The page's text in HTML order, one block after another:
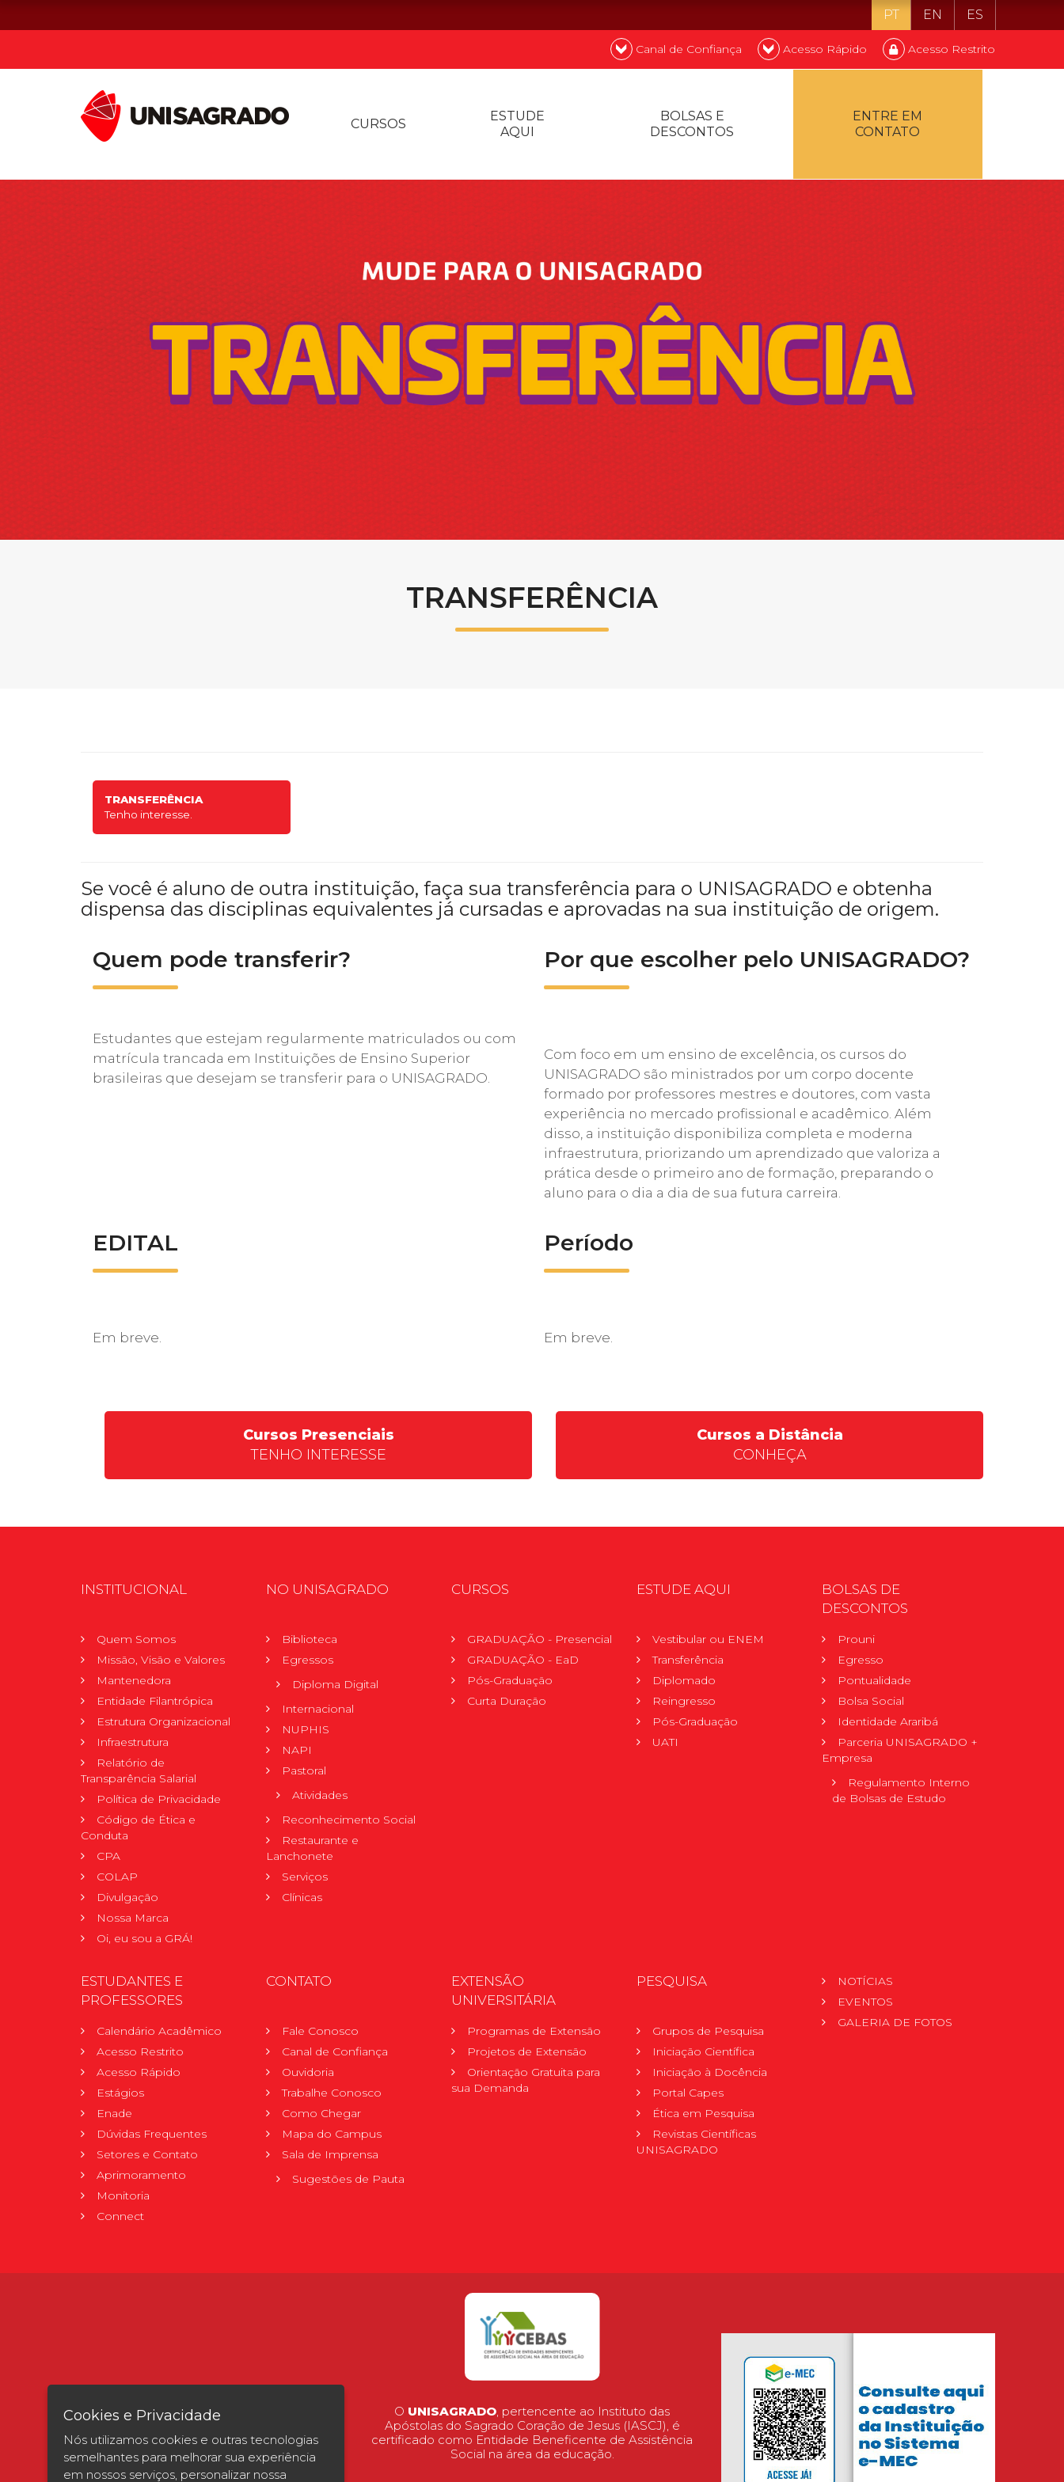
Graduação
Pós-graduação e MBA
Curta Duração
Vestibular
2ª Graduação
Transferência
Reingresso
Desconto de pontualidade
Biblioteca
Contatos
Calendário acadêmico
UATI
PT EN ES
Canal de Confiança Acesso Rápido Acesso Restrito
CURSOS
ESTUDE
AQUI
BOLSAS E
DESCONTOS
ENTRE EM
CONTATO
TRANSFERÊNCIA
TRANSFERÊNCIA
Tenho interesse.
Se você é aluno de outra instituição, faça sua transferência para o UNISAGRADO e obtenha
dispensa das disciplinas equivalentes já cursadas e aprovadas na sua instituição de origem.
Quem pode transferir?
Estudantes que estejam regularmente matriculados ou com
matrícula trancada em Instituições de Ensino Superior
brasileiras que desejam se transferir para o UNISAGRADO.
Por que escolher pelo UNISAGRADO?
Com foco em um ensino de excelência, os cursos do
UNISAGRADO são ministrados por um corpo docente
formado por professores mestres e doutores, com vasta
experiência no mercado profissional e acadêmico. Além
disso, a instituição disponibiliza completa e moderna
infraestrutura, priorizando um aprendizado que valoriza a
prática desde o primeiro ano de formação, preparando o
aluno para o dia a dia de sua futura carreira.
EDITAL
Em breve.
Período
Em breve.
Cursos Presenciais
TENHO INTERESSE
Cursos a Distância
CONHEÇA
INSTITUCIONAL
Quem Somos
Missão, Visão e Valores
Mantenedora
Entidade Filantrópica
Estrutura Organizacional
Infraestrutura
Relatório de
Transparência Salarial
Política de Privacidade
Código de Ética e
Conduta
CPA
COLAP
Divulgação
Nossa Marca
Oi, eu sou a GRÁ!
NO UNISAGRADO
Biblioteca
Egressos
Diploma Digital
Internacional
NUPHIS
NAPI
Pastoral
Atividades
Reconhecimento Social
Restaurante e
Lanchonete
Serviços
Clínicas
CURSOS
GRADUAÇÃO - Presencial
GRADUAÇÃO - EaD
Pós-Graduação
Curta Duração
ESTUDE AQUI
Vestibular ou ENEM
Transferência
Diplomado
Reingresso
Pós-Graduação
UATI
BOLSAS DE
DESCONTOS
Prouni
Egresso
Pontualidade
Bolsa Social
Identidade Araribá
Parceria UNISAGRADO +
Empresa
Regulamento Interno
de Bolsas de Estudo
ESTUDANTES E
PROFESSORES
Calendário Acadêmico
Acesso Restrito
Acesso Rápido
Estágios
Enade
Dúvidas Frequentes
Setores e Contato
Aprimoramento
Monitoria
Connect
CONTATO
Fale Conosco
Canal de Confiança
Ouvidoria
Trabalhe Conosco
Como Chegar
Mapa do Campus
Sala de Imprensa
Sugestões de Pauta
EXTENSÃO
UNIVERSITÁRIA
Programas de Extensão
Projetos de Extensão
Orientação Gratuita para
sua Demanda
PESQUISA
Grupos de Pesquisa
Iniciação Científica
Iniciação à Docência
Portal Capes
Ética em Pesquisa
Revistas Científicas
UNISAGRADO
NOTÍCIAS
EVENTOS
GALERIA DE FOTOS
O UNISAGRADO , pertencente ao Instituto das
Apóstolas do Sagrado Coração de Jesus (IASCJ), é
certificado como Entidade Beneficente de Assistência
Social na área da educação.
Cookies e Privacidade
Nós utilizamos cookies e outras tecnologias
semelhantes para melhorar sua experiência
em nossos serviços, personalizar nossa